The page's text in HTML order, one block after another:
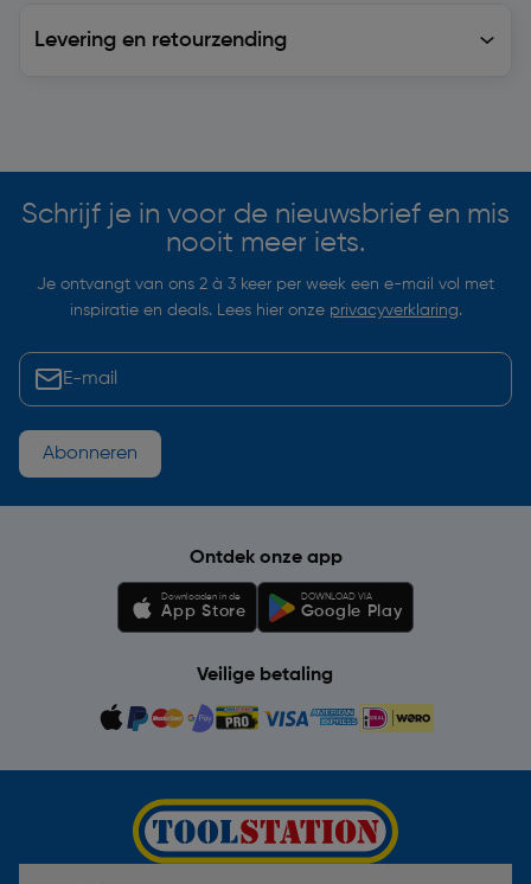
Levering en retourzending
Schrijf je in voor de nieuwsbrief en mis
nooit meer iets.
Je ontvangt van ons 2 à 3 keer per week een e-mail vol met
inspiratie en deals. Lees hier onze privacyverklaring.
Abonneren
Ontdek onze app
Downloaden in de
App Store
DOWNLOAD VIA
Google Play
Veilige betaling